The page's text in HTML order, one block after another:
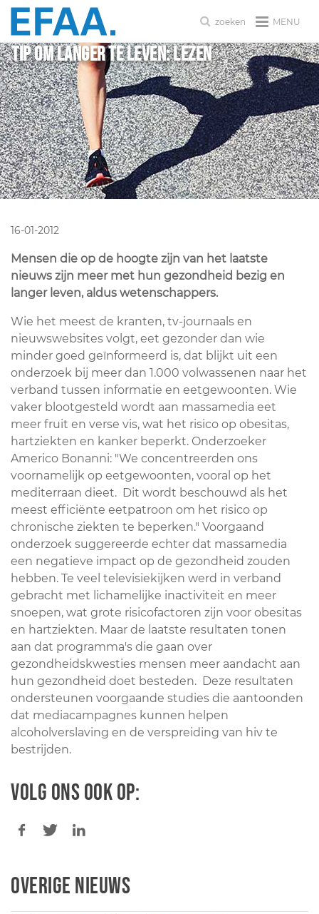
MENU
zoeken
Tip om langer te leven: lezen
16-01-2012
Mensen die op de hoogte zijn van het laatste
nieuws zijn meer met hun gezondheid bezig en
langer leven, aldus wetenschappers.
Wie het meest de kranten, tv-journaals en
nieuwswebsites volgt, eet gezonder dan wie
minder goed geïnformeerd is, dat blijkt uit een
onderzoek bij meer dan 1.000 volwassenen naar het
verband tussen informatie en eetgewoonten. Wie
vaker blootgesteld wordt aan massamedia eet
meer fruit en verse vis, wat het risico op obesitas,
hartziekten en kanker beperkt. Onderzoeker
Americo Bonanni: "We concentreerden ons
voornamelijk op eetgewoonten, vooral op het
mediterraan dieet. Dit wordt beschouwd als het
meest efficiënte eetpatroon om het risico op
chronische ziekten te beperken." Voorgaand
onderzoek suggereerde echter dat massamedia
een negatieve impact op de gezondheid zouden
hebben. Te veel televisiekijken werd in verband
gebracht met lichamelijke inactiviteit en meer
snoepen, wat grote risicofactoren zijn voor obesitas
en hartziekten. Maar de laatste resultaten tonen
aan dat programma's die gaan over
gezondheidskwesties mensen meer aandacht aan
hun gezondheid doet besteden. Deze resultaten
ondersteunen voorgaande studies die aantoonden
dat mediacampagnes kunnen helpen
alcoholverslaving en de verspreiding van hiv te
bestrijden.
Volg ons ook op:
Overige nieuws